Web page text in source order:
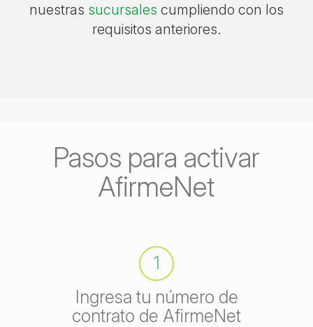
nuestras sucursales cumpliendo con los
requisitos anteriores.
Pasos para activar
AfirmeNet
1
Ingresa tu número de
contrato de AfirmeNet